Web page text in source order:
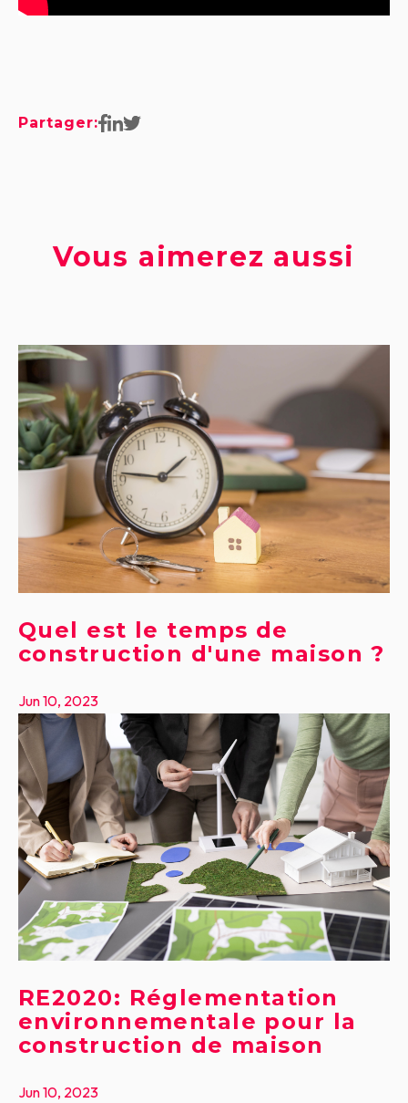
Partager:
Vous aimerez aussi
Quel est le temps de
construction d'une maison ?
Jun 10, 2023
RE2020: Réglementation
environnementale pour la
construction de maison
Jun 10, 2023